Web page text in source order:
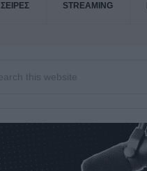
ΣΕΙΡΕΣ STREAMING